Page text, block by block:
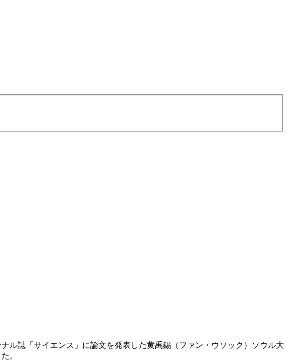
ル誌「サイエンス」に論文を発表した黄禹錫（ファン・ウソック）ソウル大
。